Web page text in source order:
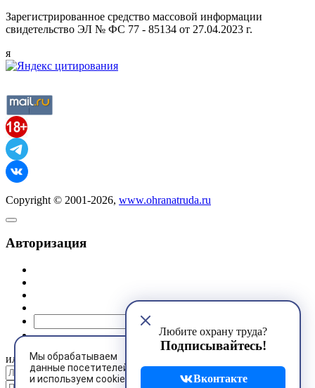
Мы обрабатываем
данные посетителей
и используем cookies
Любите охрану труда?
Подписывайтесь!
Вконтакте
Зарегистрированное средство массовой информации
свидетельство ЭЛ № ФС 77 - 85134 от 27.04.2023 г.
я
Copyright © 2001-2026, www.ohranatruda.ru
Авторизация
или